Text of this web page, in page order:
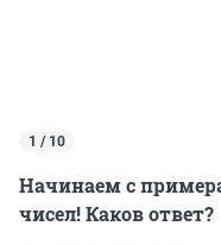
1 / 10
Начинаем с
чисел! Каков ответ?